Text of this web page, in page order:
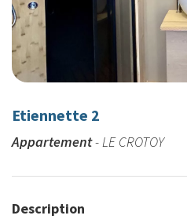
Etiennette 2
Appartement- LE CROTOY
Description